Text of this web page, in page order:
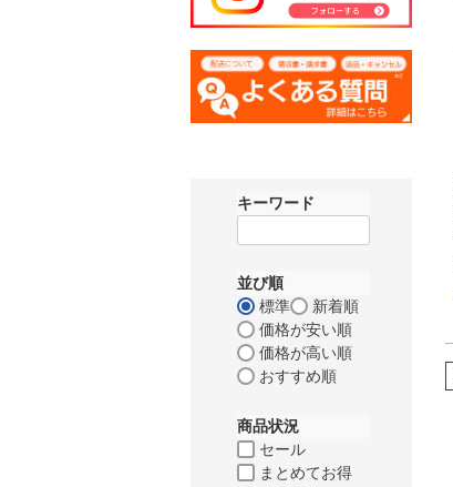
キーワード
並び順
標準
新着順
価格が安い順
価格が高い順
おすすめ順
商品状況
セール
まとめてお得